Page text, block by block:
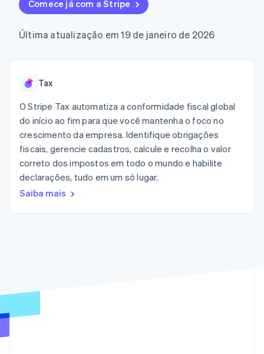
de 125
Authorization
Otimizações
acelerado
Recognition
Automação
Stripe Sigma
personalizados
Mais
Product roadmap
Veja o que está chegando
Radar
Prevenção de fraudes
Stripe Sessions 2026
Marketplaces
Plataformas
SaaS
Empresas de IA
Economia de criadores
Jogos
Hospitalidade, viagens
e lazer
Seguros
Gerenciar assinaturas
uso
Emita cartões
stablecoins
Recursos
Integrações de
aplicativos
Exemplos de códigos
Plano de ação do
Conferência anual das
Carreiras
Contato
Fale com a equipe de
vendas
Seja um parceiro
Comece já com a Stripe
Última atualização em 19 de janeiro de 2026
Tax
O Stripe Tax automatiza a conformidade fiscal global
do início ao fim para que você mantenha o foco no
crescimento da empresa. Identifique obrigações
fiscais, gerencie cadastros, calcule e recolha o valor
correto dos impostos em todo o mundo e habilite
declarações, tudo em um só lugar.
Saiba mais